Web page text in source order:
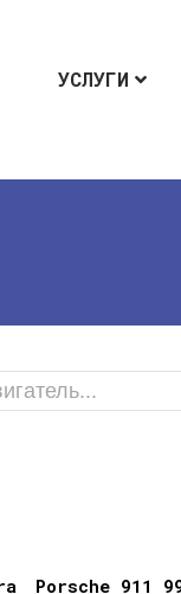
УСЛУГИ
Porsche 911